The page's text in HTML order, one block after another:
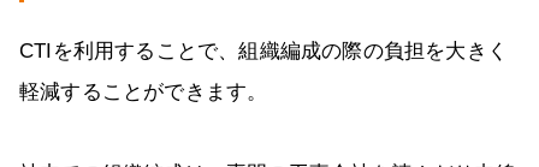
CTIを利用することで、組織編成の際の負担を大きく
軽減することができます。